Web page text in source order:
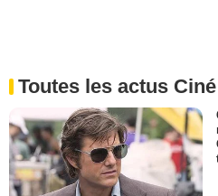
Toutes les actus Ciné